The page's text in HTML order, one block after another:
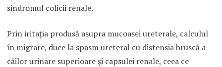
sindromul colicii renale.
Prin iritaţia produsă asupra mucoasei ureterale, calculul
în migrare, duce la spasm ureteral cu distensia bruscă a
căilor urinare superioare şi capsulei renale, ceea ce